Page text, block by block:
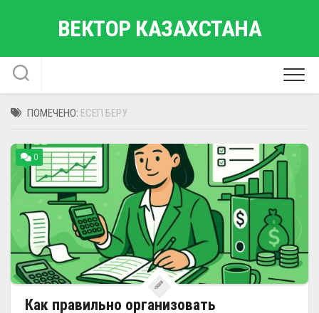
ВЕКТОР КАЗАХСТАНА
ПОМЕЧЕНО: ЕСЕП БЕРУ
0
Как правильно организовать